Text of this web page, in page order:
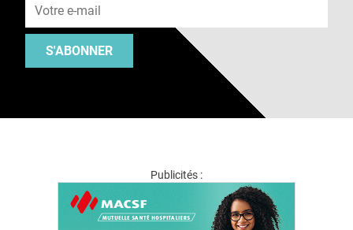
S'ABONNER
Publicités :